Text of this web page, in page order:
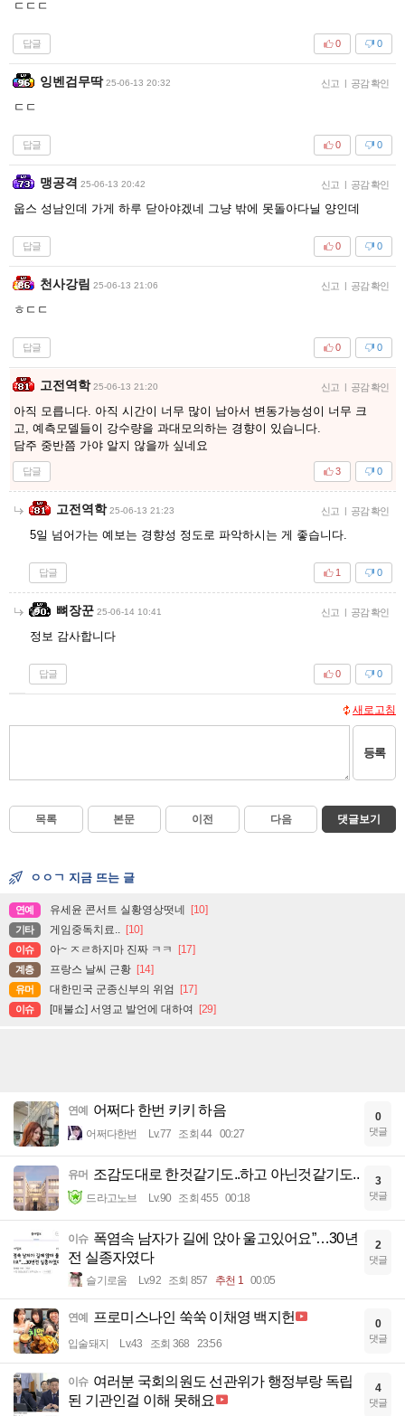
ㄷㄷㄷ
답글 0
0
잉벤검무딱 25-06-13 20:32 신고 | 공감 확인
ㄷㄷ
답글 0
0
맹공격 25-06-13 20:42 신고 | 공감 확인
웁스 성남인데 가게 하루 닫아야겠네 그냥 밖에 못돌아다닐 양인데
답글 0
0
천사강림 25-06-13 21:06 신고 | 공감 확인
ㅎㄷㄷ
답글 0
0
고전역학 25-06-13 21:20 신고 | 공감 확인
아직 모릅니다. 아직 시간이 너무 많이 남아서 변동가능성이 너무 크
고, 예측모델들이 강수량을 과대모의하는 경향이 있습니다.
담주 중반쯤 가야 알지 않을까 싶네요
답글 0
3
고전역학 25-06-13 21:23 신고 | 공감 확인
5일 넘어가는 예보는 경향성 정도로 파악하시는 게 좋습니다.
답글 0
1
뼈장꾼 25-06-14 10:41 신고 | 공감 확인
정보 감사합니다
답글 0
0
새로고침
등록
목록 본문 이전 다음 댓글보기
ㅇㅇㄱ 지금 뜨는 글
연예 유세윤 콘서트 실황영상떳네 [10]
기타 게임중독치료.. [10]
이슈 아~ ㅈㄹ하지마 진짜 ㅋㅋ [17]
계층 프랑스 날씨 근황 [14]
유머 대한민국 군종신부의 위엄 [17]
이슈 [매불쇼] 서영교 발언에 대하여 [29]
연예 어쩌다 한번 키키 하음
어쩌다한번 Lv.77 조회 44 00:27
0
댓글
유머 조감도대로 한것같기도..하고 아닌것같기도..
드라고노브 Lv.90 조회 455 00:18
3
댓글
이슈 폭염속 남자가 길에 앉아 울고있어요”…30년
전 실종자였다
슬기로움 Lv.92 조회 857 추천 1 00:05
2
댓글
연예 프로미스나인 쑥쑥 이채영 백지헌
입술돼지 Lv.43 조회 368 23:56
0
댓글
이슈 여러분 국회의원도 선관위가 행정부랑 독립
된 기관인걸 이해 못해요
4
댓글